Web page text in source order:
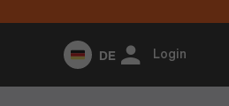
DE Login